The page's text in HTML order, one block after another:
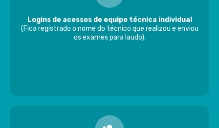
Logins de acessos de equipe técnica individual
(Fica registrado o nome do técnico que realizou e enviou
os exames para laudo).